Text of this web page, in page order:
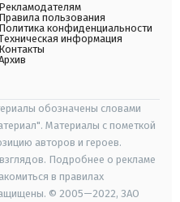
Рекламодателям
Правила пользования
Политика конфиденциальности
информация
Контакты
обозначены словами
Материалы с пометкой
авторов и героев.
Подробнее о рекламе
в правилах
© 2005—2022, ЗАО